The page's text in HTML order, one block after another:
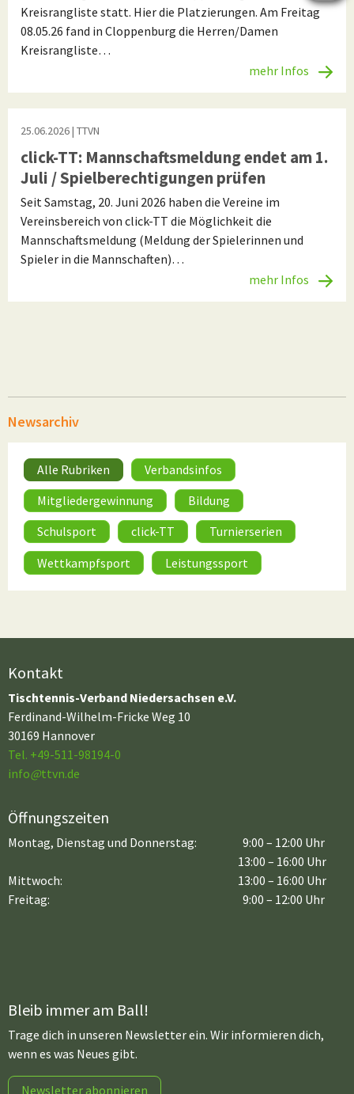
Kreisrangliste statt. Hier die Platzierungen. Am Freitag
08.05.26 fand in Cloppenburg die Herren/Damen
Kreisrangliste…
mehr Infos
25.06.2026| TTVN
click-TT: Mannschaftsmeldung endet am 1.
Juli / Spielberechtigungen prüfen
Seit Samstag, 20. Juni 2026 haben die Vereine im
Vereinsbereich von click-TT die Möglichkeit die
Mannschaftsmeldung (Meldung der Spielerinnen und
Spieler in die Mannschaften)…
mehr Infos
Newsarchiv
Alle Rubriken
Verbandsinfos
Mitgliedergewinnung
Bildung
Schulsport
click-TT
Turnierserien
Wettkampfsport
Leistungssport
Kontakt
Tischtennis-Verband Niedersachsen e.V.
Ferdinand-Wilhelm-Fricke Weg 10
30169 Hannover
Tel. +49-511-98194-0
info@ttvn.de
Öffnungszeiten
Montag, Dienstag und Donnerstag:
9:00 – 12:00 Uhr
13:00 – 16:00 Uhr
Mittwoch:
Freitag:
13:00 – 16:00 Uhr
9:00 – 12:00 Uhr
Bleib immer am Ball!
Trage dich in unseren Newsletter ein. Wir informieren dich,
wenn es was Neues gibt.
Newsletter abonnieren